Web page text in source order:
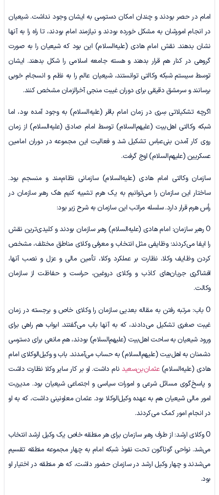
امام در حصر بودند و چندان امکان دسترسی به ایشان وجود نداشت. شیعیان
در انجام امورشان به مشکل خورده بودند و نیازمند امام بودند، تا راه را به آنها
نشان بدهند. نقش امام هادی (علیه‌السلام) این بود که شیعیان را به صورت
گروهی در کنار هم قرار بدهند و هسته جامعه اسلامی را شکل بدهند. ایشان
توسط سیستم شبکه وکالتی توانستند، شیعیان عالم را به نظم و انسجام خوبی
برسانند و سرمشق دقیقی برای دوران غیبت منجی آخرالزمان مشخص کنند.
اگرچه تشکیلاتی سِری در زمان امام باقر (علیه‌السلام) به وجود آمده بود، اما
شبکه وکالتی اهل‌بیت (علیهم‌السلام) توسط امام صادق (علیه‌السلام) از زمان
روی کار آمدن بنی‌عباس تشکیل شد و فعالیت این مجموعه در دوران امامین
عسکریین (علیهم‌السلام) اوج گرفت.
سازمان وکالتی امام هادی (علیه‌السلام) سازمانی نظام‌مند و منسجم بود.
ساختار این سازمان را می‌توانیم به یک هرم تشبیه کنیم هک رهبر سازمان در
رأس هرم قرار دارد. سلسله مراتب این سازمان به شرح زیر بود:
O رهبر سازمان: امام هادی (علیه‌السلام) رهبر سازمان بودند و کلیدی‌ترین نقش
را ایفا می‌کردند؛ وظایفی مثل انتخاب و معرفی وکلای مناطق مختلف، مشخص
کردن وظایف وکلا، نظارت بر عملکرد وکلا، تأمین مالی و عزل و نصب آنها،
افشاگری جریان‌های کاذب و وکلای دروغین، حراست و حفاظت از سازمان
وکالت.
O باب: مرتبه رفتن به مقاله بعدیی سازمان را وکلای خاص و برجسته در زمان
غیبت صغری تشکیل می‌دادند، که به آنها باب می‌گفتند. ابواب هم راهی برای
ورود شیعیان به ساحت اهل‌بیت (علیهم‌السلام) بودند، هم مانعی برای دسترسی
دشمنان به اهل‌بیت (علیهم‌السلام) به حساب می‌آمدند. باب و وکیل‌الوکلای امام
هادی (علیه‌السلام)عثمان‌بن‌سعیدنام داشت. او بر کار سایر وکلا نظارت داشت
و پاسخ‌گوی مسائل شرعی و امورات سیاسی و اجتماعی شیعیان بود. مدیریت
امور مالی شیعیان هم به عهده وکیل‌الوکلا بود. عثمان معاونینی داشت، که به او
در انجام امور کمک می‌کردند.
O وکلای ارشد: از طرف رهبر سازمان برای هر منطقه خاص یک وکیل ارشد انتخاب
می‌شد. نواحی گوناگون تحت نفوذ شبکه امام به چهار مجموعه منطقه تقسیم
می‌شدند و چهار وکیل ارشد در سازمان حضور داشت، که هر منطقه در اختیار او
بود.